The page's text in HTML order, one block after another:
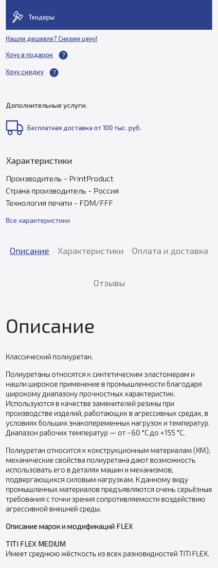
Тендеры
Нашли дешевле? Снизим цену!
Хочу в подарок
Хочу скидку
Дополнительные услуги:
Бесплатная доставка от 100 тыс. руб.
Характеристики
Производитель - PrintProduct
Страна производитель - Россия
Технология печати - FDM/FFF
Все характеристики
Описание Характеристики Оплата и доставка
Отзывы
Описание
Классический полиуретан.
Полиуретаны относятся к синтетическим эластомерам и
нашли широкое применение в промышленности благодаря
широкому диапазону прочностных характеристик.
Используются в качестве заменителей резины при
производстве изделий, работающих в агрессивных средах, в
условиях больших знакопеременных нагрузок и температур.
Диапазон рабочих температур — от −60 °С до +155 °С.
Полиуретан относится к конструкционным материалам (КМ),
механические свойства полиуретана дают возможность
использовать его в деталях машин и механизмов,
подвергающихся силовым нагрузкам. К данному виду
промышленных материалов предъявляются очень серьёзные
требования с точки зрения сопротивляемости воздействию
агрессивной внешней среды.
Описание марок и модификаций FLEX
TITI FLEX MEDIUM
Имеет среднюю жёсткость из всех разновидностей TITI FLEX.